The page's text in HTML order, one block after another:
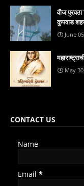
वीज
कुपवाड
June
May
CONTACT US
Name
Email *